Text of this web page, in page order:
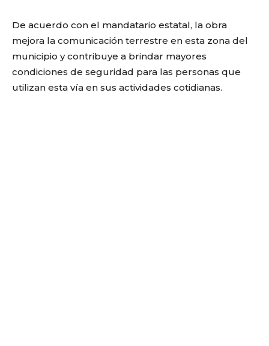
De acuerdo con el mandatario estatal, la obra
mejora la comunicación terrestre en esta zona del
municipio y contribuye a brindar mayores
condiciones de seguridad para las personas que
utilizan esta vía en sus actividades cotidianas.